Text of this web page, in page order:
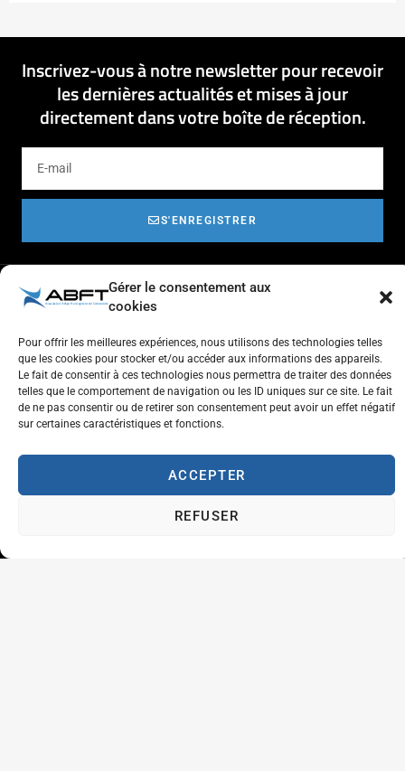
Gérer le consentement aux
cookies
Pour offrir les meilleures expériences, nous utilisons des technologies telles
que les cookies pour stocker et/ou accéder aux informations des appareils.
Le fait de consentir à ces technologies nous permettra de traiter des données
telles que le comportement de navigation ou les ID uniques sur ce site. Le fait
de ne pas consentir ou de retirer son consentement peut avoir un effet négatif
sur certaines caractéristiques et fonctions.
ACCEPTER
REFUSER
Inscrivez-vous à notre newsletter pour recevoir
les dernières actualités et mises à jour
directement dans votre boîte de réception.
S'ENREGISTRER
Respect de l'autre et estime de soi
Tolérance et générosité
Courtoisie et coopération
Aventure
Plaisir